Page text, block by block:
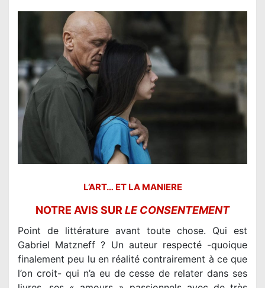
L’ART… ET LA MANIERE
NOTRE AVIS SURLE CONSENTEMENT
Point de littérature avant toute chose. Qui est
Gabriel Matzneff ? Un auteur respecté -quoique
finalement peu lu en réalité contrairement à ce que
l’on croit- qui n’a eu de cesse de relater dans ses